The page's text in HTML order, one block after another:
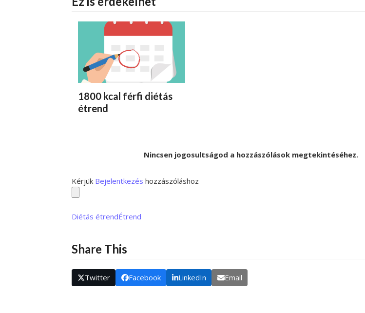
1800 kcal férfi diétás
étrend
Nincsen jogosultságod a hozzászólások megtekintéséhez.
Kérjük Bejelentkezés hozzászóláshoz
Diétás étrendÉtrend
Share This
Twitter Facebook LinkedIn Email